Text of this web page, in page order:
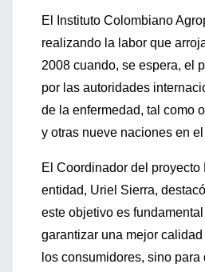
El Instituto Colombiano
realizando la labor que
2008 cuando, se espera, el
por las autoridades
de la enfermedad, tal como
y otras nueve naciones en
El Coordinador del
entidad, Uriel Sierra,
este objetivo es
garantizar una mejor
los consumidores, sino